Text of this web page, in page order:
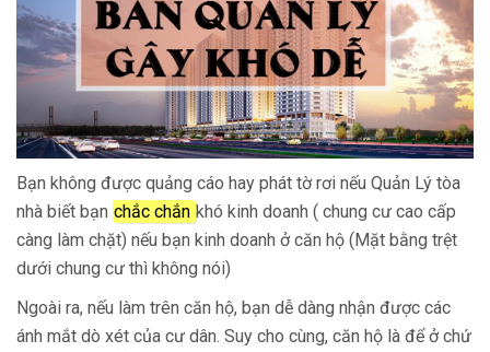
Bạn không được quảng cáo hay phát tờ rơi nếu Quản Lý tòa
nhà biết bạn chắc chắn khó kinh doanh ( chung cư cao cấp
càng làm chặt) nếu bạn kinh doanh ở căn hộ (Mặt bằng trệt
dưới chung cư thì không nói)
Ngoài ra, nếu làm trên căn hộ, bạn dễ dàng nhận được các
ánh mắt dò xét của cư dân. Suy cho cùng, căn hộ là để ở chứ